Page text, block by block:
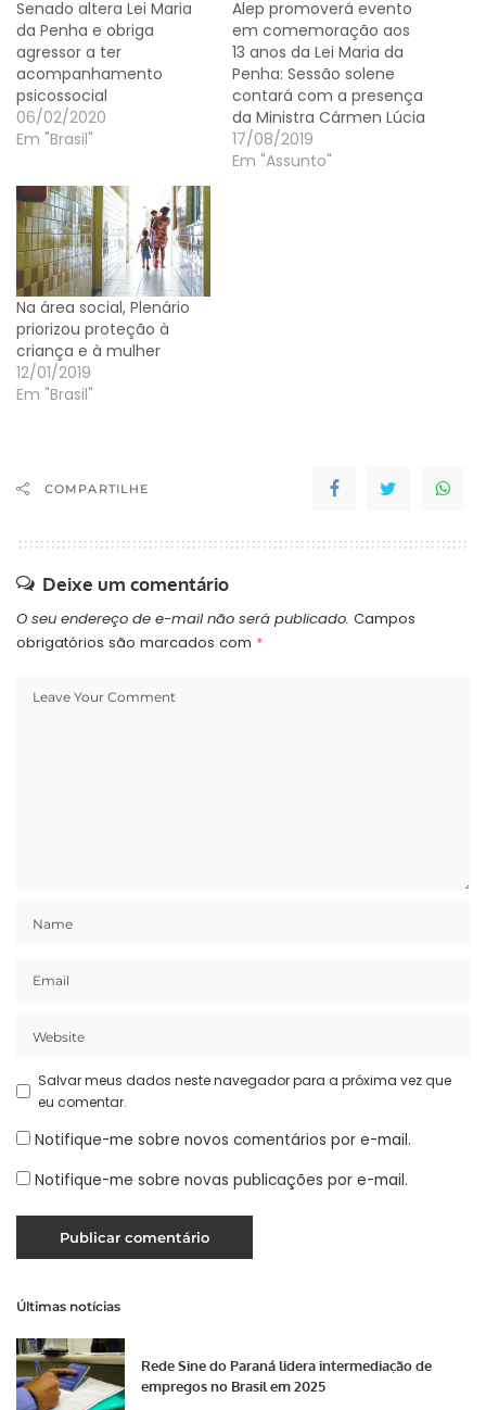
Senado altera Lei Maria
da Penha e obriga
agressor a ter
acompanhamento
psicossocial
06/02/2020
Em "Brasil"
Alep promoverá evento
em comemoração aos
13 anos da Lei Maria da
Penha: Sessão solene
contará com a presença
da Ministra Cármen Lúcia
17/08/2019
Em "Assunto"
Na área social, Plenário
priorizou proteção à
criança e à mulher
12/01/2019
Em "Brasil"
COMPARTILHE
Deixe um comentário
O seu endereço de e-mail não será publicado. Campos
obrigatórios são marcados com *
Salvar meus dados neste navegador para a próxima vez que
eu comentar.
Notifique-me sobre novos comentários por e-mail.
Notifique-me sobre novas publicações por e-mail.
Últimas notícias
Rede Sine do Paraná lidera intermediação de
empregos no Brasil em 2025